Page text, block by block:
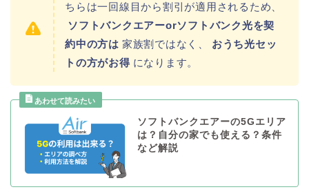
ちらは一回線目から割引が適用されるため、
ソフトバンクエアーorソフトバンク光を契
約中の方は 家族割ではなく、
おうち光セッ
トの方がお得 になります。
ソフトバンクエアーの5Gエリア
は？自分の家でも使える？条件
など解説